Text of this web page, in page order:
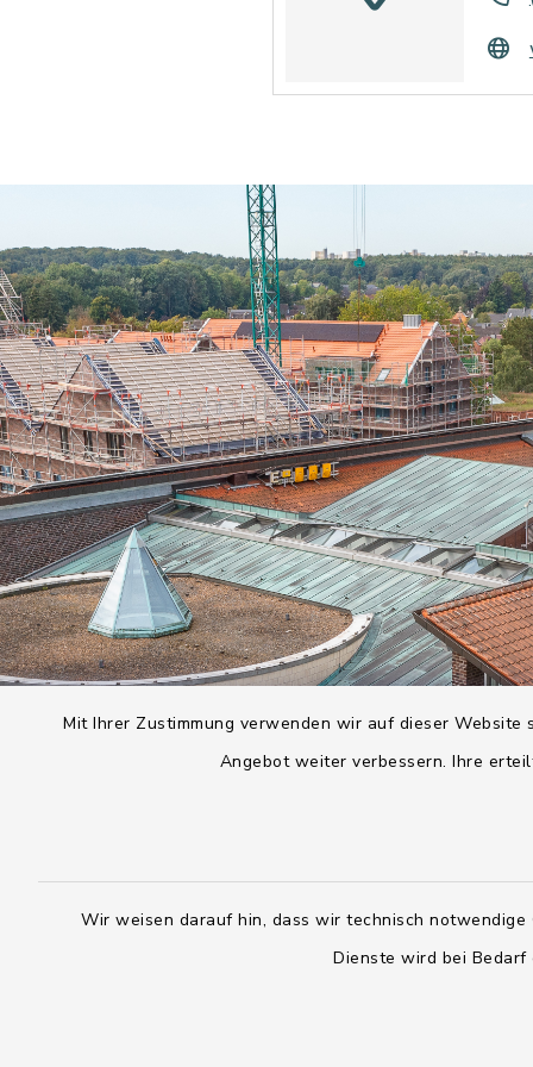
Mit Ihrer Zustimmung verwenden wir auf dieser
Angebot weiter verbessern. Ihre
Wir weisen darauf hin, dass wir technisch
Dienste wird bei